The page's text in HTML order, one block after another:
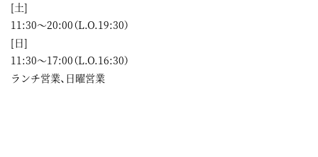
[土]
11:30～20:00（L.O.19:30）
[日]
11:30～17:00（L.O.16:30）
ランチ営業、日曜営業